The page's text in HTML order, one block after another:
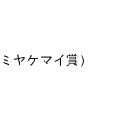
ヤケマイ賞）